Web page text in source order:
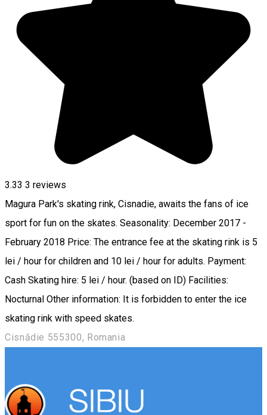
3.33 3 reviews
Magura Park's skating rink, Cisnadie, awaits the fans of ice
sport for fun on the skates. Seasonality: December 2017 -
February 2018 Price: The entrance fee at the skating rink is 5
lei / hour for children and 10 lei / hour for adults. Payment:
Cash Skating hire: 5 lei / hour. (based on ID) Facilities:
Nocturnal Other information: It is forbidden to enter the ice
skating rink with speed skates.
Cisnădie 555300, Romania